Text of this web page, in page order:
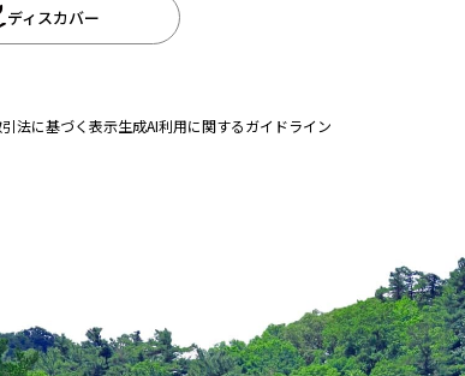
ディスカバー
法に基づく表示生成AI利用に関するガイドライン